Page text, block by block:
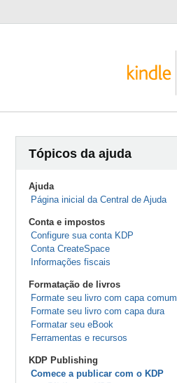
Tópicos da ajuda
Ajuda
Página inicial da Central de Ajuda
Conta e impostos
Configure sua conta KDP
Conta CreateSpace
Informações fiscais
Formatação de livros
Formate seu livro com capa comum
Formate seu livro com capa dura
Formatar seu eBook
Ferramentas e recursos
KDP Publishing
Comece a publicar com o KDP